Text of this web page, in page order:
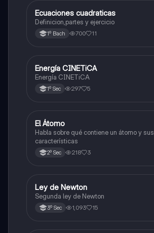
Física
Ecuaciones cuadraticas
Definicion,partes y ejercicio
1º Bach 700 11
Física
Energía CINETiCA
Energía CINETiCA
1º Sec 297 5
Física
El Átomo
Habla sobre qué contiene un átomo y sus
características
2º Sec 218 3
Física
Ley de Newton
Segunda ley de Newton
3º Sec 1,093 15